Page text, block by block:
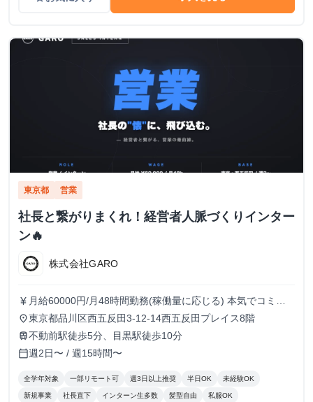
東京都 営業
社長と繋がりまくれ！経営者人脈づくりインター
ン🔥
株式会社GARO
currency_yen 月給60000円/月48時間勤務(稼働量に応じる) 本気でコミッ
トすれば、学生でも圧倒的な実績と報酬を得られる環境で
す！
place東京都品川区西五反田3-12-14西五反田プレイス8階
train不動前駅徒歩5分、目黒駅徒歩10分
calendar_today週2日〜 / 週15時間〜
全学年対象 一部リモート可 週3日以上推奨 半日OK 未経験OK
新規事業 社長直下 インターン生多数 髪型自由 私服OK